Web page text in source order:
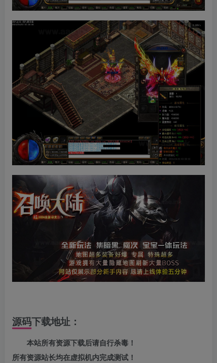
源码下载地址：
本站所有资源下载后请自行杀毒！
所有资源站长均在虚拟机内完成测试！